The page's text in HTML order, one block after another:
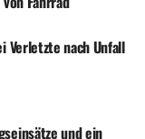
Kunst wird das
konstatierte Wil
Verletzte nach Unfall
und ein